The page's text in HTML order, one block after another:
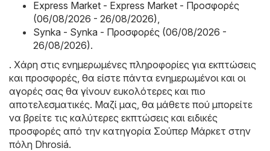
Express Market - Express Market - Προσφορές
(06/08/2026 - 26/08/2026)
Synka - Synka - Προσφορές (06/08/2026 -
26/08/2026).
. Χάρη στις ενημερωμένες πληροφορίες για εκπτώσεις
και προσφορές, θα είστε πάντα ενημερωμένοι και οι
αγορές σας θα γίνουν ευκολότερες και πιο
αποτελεσματικές. Μαζί μας, θα μάθετε πού μπορείτε
να βρείτε τις καλύτερες εκπτώσεις και ειδικές
προσφορές από την κατηγορία Σούπερ Μάρκετ στην
πόλη Dhrosiá.